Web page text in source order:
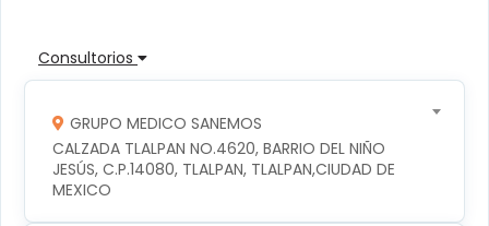
Consultorios
GRUPO MEDICO SANEMOS
CALZADA TLALPAN NO.4620, BARRIO DEL NIÑO
JESÚS, C.P.14080, TLALPAN, TLALPAN,CIUDAD DE
MEXICO